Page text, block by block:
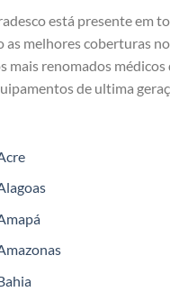
está presente em
as melhores coberturas
mais renomados médicos
de ultima